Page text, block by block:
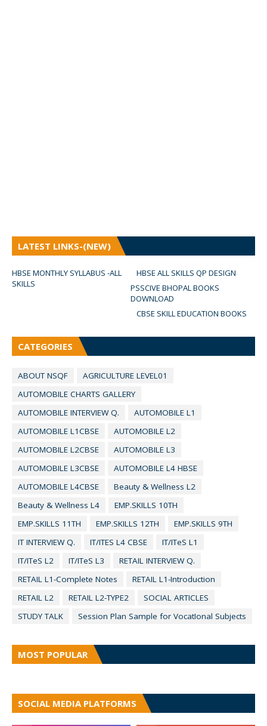
LATEST LINKS-(NEW)
HBSE MONTHLY SYLLABUS -ALL
SKILLS
HBSE ALL SKILLS QP DESIGN
PSSCIVE BHOPAL BOOKS
DOWNLOAD
CBSE SKILL EDUCATION BOOKS
CATEGORIES
ABOUT NSQF
AGRICULTURE LEVEL01
AUTOMOBILE CHARTS GALLERY
AUTOMOBILE INTERVIEW Q.
AUTOMOBILE L1
AUTOMOBILE L1CBSE
AUTOMOBILE L2
AUTOMOBILE L2CBSE
AUTOMOBILE L3
AUTOMOBILE L3CBSE
AUTOMOBILE L4 HBSE
AUTOMOBILE L4CBSE
Beauty & Wellness L2
Beauty & Wellness L4
EMP.SKILLS 10TH
EMP.SKILLS 11TH
EMP.SKILLS 12TH
EMP.SKILLS 9TH
IT INTERVIEW Q.
IT/ITES L4 CBSE
IT/ITeS L1
IT/ITeS L2
IT/ITeS L3
RETAIL INTERVIEW Q.
RETAIL L1-Complete Notes
RETAIL L1-Introduction
RETAIL L2
RETAIL L2-TYPE2
SOCIAL ARTICLES
STUDY TALK
Session Plan Sample for VocatIonal Subjects
MOST POPULAR
SOCIAL MEDIA PLATFORMS